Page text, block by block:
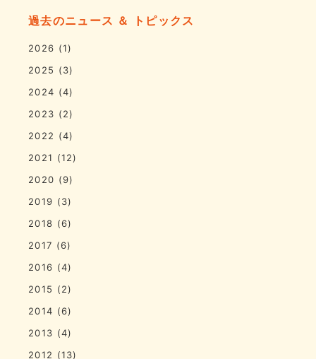
過去のニュース ＆ トピックス
2026 (1)
2025 (3)
2024 (4)
2023 (2)
2022 (4)
2021 (12)
2020 (9)
2019 (3)
2018 (6)
2017 (6)
2016 (4)
2015 (2)
2014 (6)
2013 (4)
2012 (13)